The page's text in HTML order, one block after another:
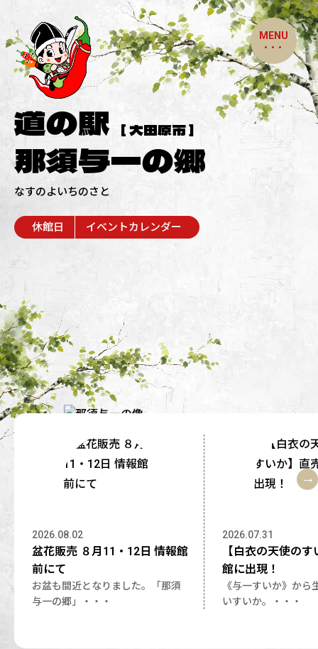
MENU
道の駅 [ 大田原市 ]
那須与一の郷
なすのよいちのさと
休館日 イベントカレンダー
2026.08.02
盆花販売 ８月11・12日 情報館
前にて
お盆も間近となりました。「那須
与一の郷」・・・
2026.07.31
【白衣の天使の
館に出現！
《与一すいか》から
いすいか。・・・